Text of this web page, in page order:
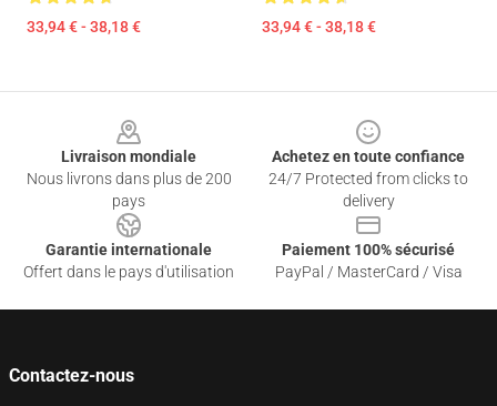
33,94 € - 38,18 € 33,94 € - 38,18 €
Livraison mondiale
Nous livrons dans plus de 200
pays
Achetez en toute confiance
24/7 Protected from clicks to
delivery
Garantie internationale
Offert dans le pays d'utilisation
Paiement 100% sécurisé
PayPal / MasterCard / Visa
Contactez-nous